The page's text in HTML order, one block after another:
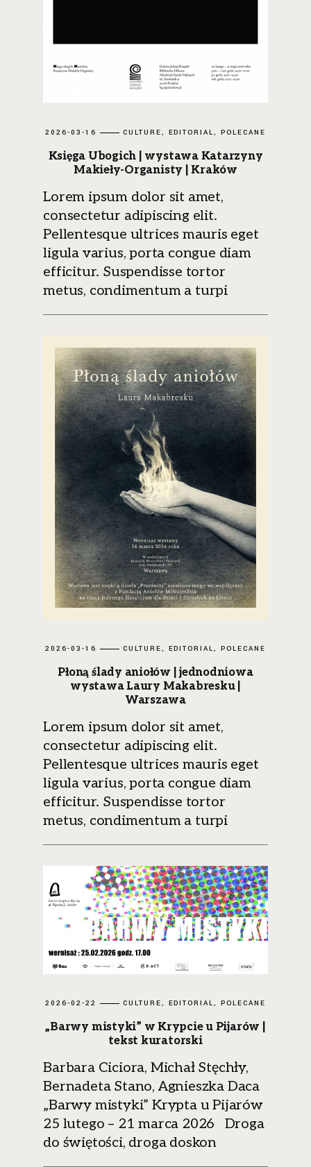
2026-03-16 CULTURE EDITORIAL POLECANE
Księga Ubogich | wystawa Katarzyny
Makieły-Organisty | Kraków
Lorem ipsum dolor sit amet,
consectetur adipiscing elit.
Pellentesque ultrices mauris eget
ligula varius, porta congue diam
efficitur. Suspendisse tortor
metus, condimentum a turpi
2026-03-16 CULTURE EDITORIAL POLECANE
Płoną ślady aniołów | jednodniowa
wystawa Laury Makabresku |
Warszawa
Lorem ipsum dolor sit amet,
consectetur adipiscing elit.
Pellentesque ultrices mauris eget
ligula varius, porta congue diam
efficitur. Suspendisse tortor
metus, condimentum a turpi
2026-02-22 CULTURE EDITORIAL POLECANE
„Barwy mistyki” w Krypcie u Pijarów |
tekst kuratorski
Barbara Ciciora, Michał Stęchły,
Bernadeta Stano, Agnieszka Daca
„Barwy mistyki” Krypta u Pijarów
25 lutego – 21 marca 2026 Droga
do świętości, droga doskon